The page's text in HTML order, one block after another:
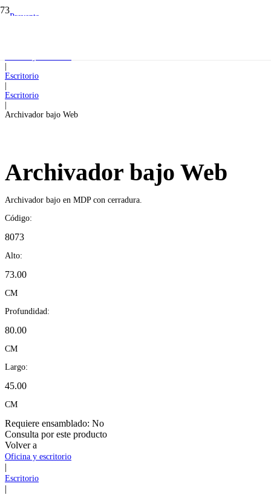
Escritorio
Escritorio
Archivador bajo Web
Archivador bajo Web
Archivador bajo en MDP con cerradura.
Código:
8073
Alto:
73.00
CM
Profundidad:
80.00
CM
Largo:
45.00
CM
Requiere ensamblado: No
Consulta por este producto
Volver a
Oficina y escritorio
|
Escritorio
|
Preventa